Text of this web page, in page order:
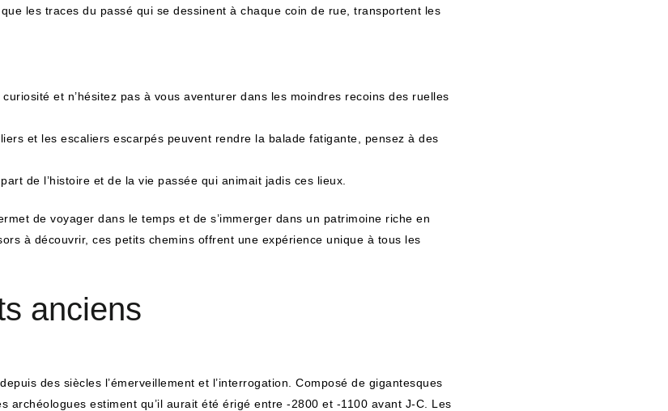
les traces du passé qui se dessinent à chaque coin de rue, transportent les
et n’hésitez pas à vous aventurer dans les moindres recoins des ruelles
et les escaliers escarpés peuvent rendre la balade fatigante, pensez à des
de l’histoire et de la vie passée qui animait jadis ces lieux.
de voyager dans le temps et de s’immerger dans un patrimoine riche en
à découvrir, ces petits chemins offrent une expérience unique à tous les
anciens
des siècles l’émerveillement et l’interrogation. Composé de gigantesques
estiment qu’il aurait été érigé entre -2800 et -1100 avant J-C. Les